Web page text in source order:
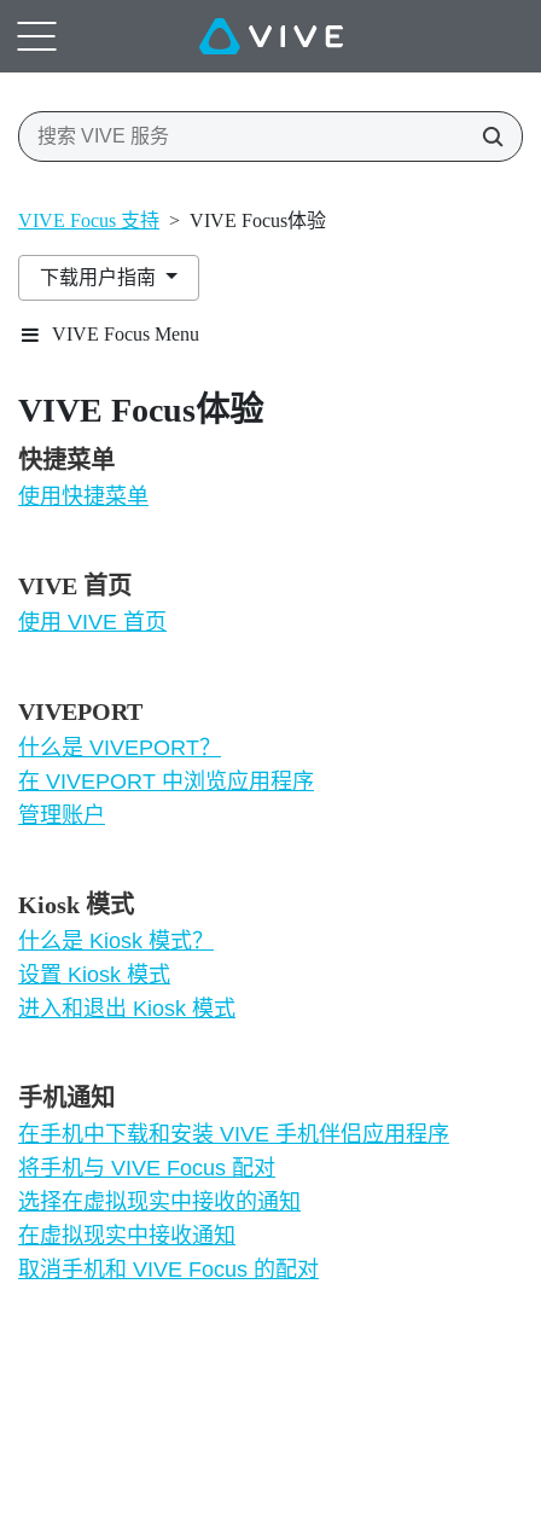
VIVE Focus 支持 > VIVE Focus体验
下载用户指南
VIVE Focus Menu
VIVE Focus体验
快捷菜单
使用快捷菜单
VIVE 首页
使用 VIVE 首页
VIVEPORT
什么是 VIVEPORT？
在 VIVEPORT 中浏览应用程序
管理账户
Kiosk 模式
什么是 Kiosk 模式？
设置 Kiosk 模式
进入和退出 Kiosk 模式
手机通知
在手机中下载和安装 VIVE 手机伴侣应用程序
将手机与 VIVE Focus 配对
选择在虚拟现实中接收的通知
在虚拟现实中接收通知
取消手机和 VIVE Focus 的配对